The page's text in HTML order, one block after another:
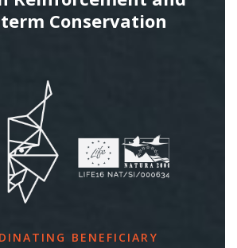
Conservation
BENEFICIARY